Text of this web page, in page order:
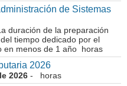
de Sistemas
duración de la preparación
tiempo dedicado por el
en menos de 1 año horas
2026
2026 - horas